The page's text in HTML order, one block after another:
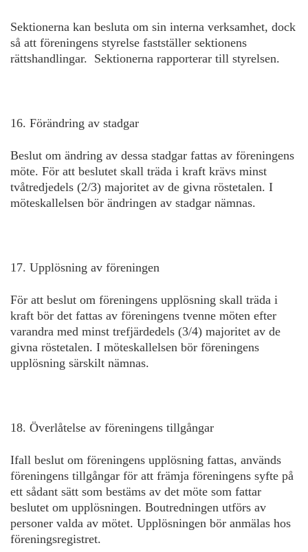
Sektionerna kan besluta om sin interna verksamhet, dock
så att föreningens styrelse fastställer sektionens
rättshandlingar. Sektionerna rapporterar till styrelsen.
16. Förändring av stadgar
Beslut om ändring av dessa stadgar fattas av föreningens
möte. För att beslutet skall träda i kraft krävs minst
tvåtredjedels (2/3) majoritet av de givna röstetalen. I
möteskallelsen bör ändringen av stadgar nämnas.
17. Upplösning av föreningen
För att beslut om föreningens upplösning skall träda i
kraft bör det fattas av föreningens tvenne möten efter
varandra med minst trefjärdedels (3/4) majoritet av de
givna röstetalen. I möteskallelsen bör föreningens
upplösning särskilt nämnas.
18. Överlåtelse av föreningens tillgångar
Ifall beslut om föreningens upplösning fattas, används
föreningens tillgångar för att främja föreningens syfte på
ett sådant sätt som bestäms av det möte som fattar
beslutet om upplösningen. Boutredningen utförs av
personer valda av mötet. Upplösningen bör anmälas hos
föreningsregistret.